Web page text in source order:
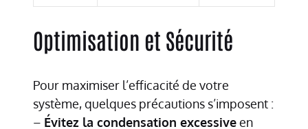
Optimisation et Sécurité
Pour maximiser l’efficacité de votre
système, quelques précautions s’imposent :
– Évitez la condensation excessiveen